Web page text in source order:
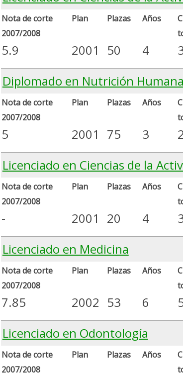
Nota de corte
2007/2008
Plan Plazas Años
5.9 2001 50 4
Diplomado en Nutrición
Nota de corte
2007/2008
Plan Plazas Años
5 2001 75 3
Licenciado en Ciencias de la
Nota de corte
2007/2008
Plan Plazas Años
- 2001 20 4
Licenciado en Medicina
Nota de corte
2007/2008
Plan Plazas Años
7.85 2002 53 6
Licenciado en Odontología
Nota de corte
2007/2008
Plan Plazas Años